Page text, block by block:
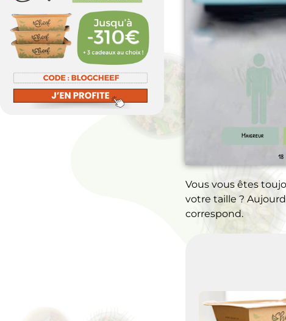
Vous vous êtes
votre taille ?
correspond.